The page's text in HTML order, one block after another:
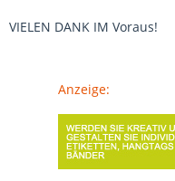
VIELEN DANK IM Voraus!
Anzeige: